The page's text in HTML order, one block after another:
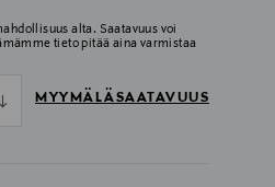
alta. Saatavuus voi
tieto pitää aina varmistaa
MYYMÄLÄSAATAVUUS